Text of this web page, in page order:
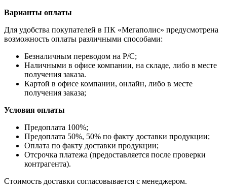
Варианты оплаты
Для удобства покупателей в ПК «Мегаполис» предусмотрена
возможность оплаты различными способами:
Безналичным переводом на Р/С;
Наличными в офисе компании, на складе, либо в месте
получения заказа.
Картой в офисе компании, онлайн, либо в месте
получения заказа;
Условия оплаты
Предоплата 100%;
Предоплата 50%, 50% по факту доставки продукции;
Оплата по факту доставки продукции;
Отсрочка платежа (предоставляется после проверки
контрагента).
Стоимость доставки согласовывается с менеджером.